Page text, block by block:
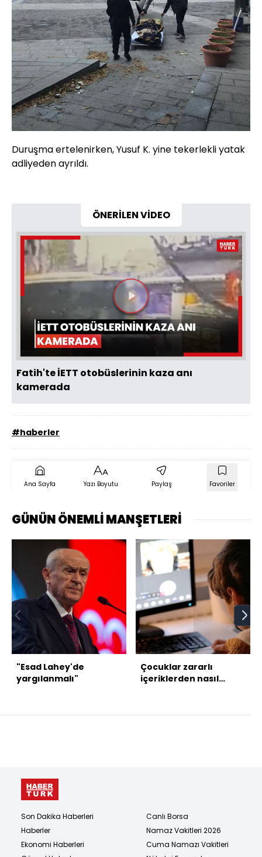
Duruşma ertelenirken, Yusuf K. yine tekerlekli yatak
adliyeden ayrıldı.
ÖNERİLEN VİDEO
Videoyu
Oynat
Fatih'te İETT otobüslerinin kaza anı
kamerada
#haberler
Ana Sayfa Yazı Boyutu Paylaş Favoriler
GÜNÜN ÖNEMLİ MANŞETLERİ
"Esad Lahey'de
yargılanmalı"
Çocuklar zararlı
içeriklerden nasıl
Son Dakika Haberleri
Haberler
Ekonomi Haberleri
Canlı Borsa
Namaz Vakitleri 2026
Cuma Namazı Vakitleri